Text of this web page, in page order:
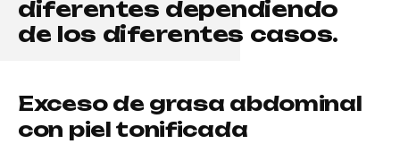
diferentes dependiendo
de los diferentes casos.
Exceso de grasa abdominal
con piel tonificada